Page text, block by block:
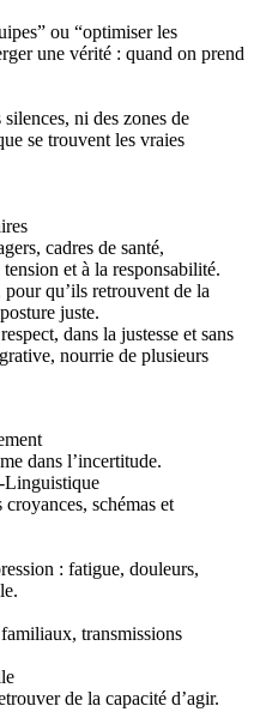
ou “optimiser les
une vérité : quand on prend
ni des zones de
se trouvent les vraies
cadres de santé,
et à la responsabilité.
qu’ils retrouvent de la
juste.
dans la justesse et sans
nourrie de plusieurs
dans l’incertitude.
Linguistique
schémas et
: fatigue, douleurs,
transmissions
de la capacité d’agir.